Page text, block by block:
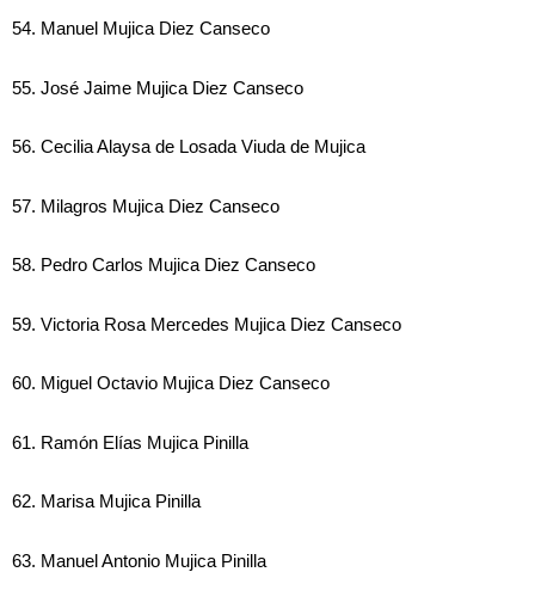
54. Manuel Mujica Diez Canseco
55. José Jaime Mujica Diez Canseco
56. Cecilia Alaysa de Losada Viuda de Mujica
57. Milagros Mujica Diez Canseco
58. Pedro Carlos Mujica Diez Canseco
59. Victoria Rosa Mercedes Mujica Diez Canseco
60. Miguel Octavio Mujica Diez Canseco
61. Ramón Elías Mujica Pinilla
62. Marisa Mujica Pinilla
63. Manuel Antonio Mujica Pinilla